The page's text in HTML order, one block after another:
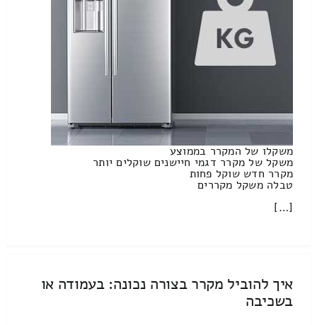
משקלו של המקרר בממוצע
משקל של מקרר דגמי חיישנים שוקלים יותר
מקרר חדש שוקל פחות
טבלה משקל מקררים
[…]
איך להוביל מקרר בצורה נכונה: בעמודה או
בשכיבה